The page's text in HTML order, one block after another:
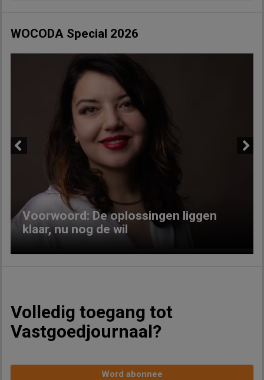
WOCODA Special 2026
Voorwoord: De oplossingen liggen
klaar, nu nog de wil
Volledig toegang tot
Vastgoedjournaal?
Word abonnee